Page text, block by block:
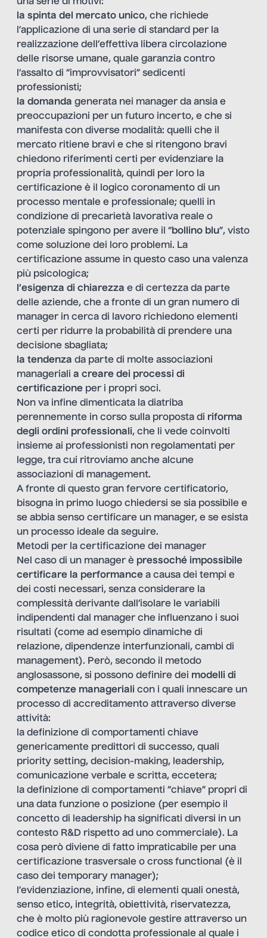
la spinta del mercato unico, che richiede
l’applicazione di una serie di standard per la
realizzazione dell’effettiva libera circolazione
delle risorse umane, quale garanzia contro
l’assalto di “improvvisatori” sedicenti
professionisti;
la domanda generata nei manager da ansia e
preoccupazioni per un futuro incerto, e che si
manifesta con diverse modalità: quelli che il
mercato ritiene bravi e che si ritengono bravi
chiedono riferimenti certi per evidenziare la
propria professionalità, quindi per loro la
certificazione è il logico coronamento di un
processo mentale e professionale; quelli in
condizione di precarietà lavorativa reale o
potenziale spingono per avere il “bollino blu”, visto
come soluzione dei loro problemi. La
certificazione assume in questo caso una valenza
più psicologica;
l’esigenza di chiarezza e di certezza da parte
delle aziende, che a fronte di un gran numero di
manager in cerca di lavoro richiedono elementi
certi per ridurre la probabilità di prendere una
decisione sbagliata;
la tendenza da parte di molte associazioni
manageriali a creare dei processi di
certificazione per i propri soci.
Non va infine dimenticata la diatriba
perennemente in corso sulla proposta di riforma
degli ordini professionali, che li vede coinvolti
insieme ai professionisti non regolamentati per
legge, tra cui ritroviamo anche alcune
associazioni di management.
A fronte di questo gran fervore certificatorio,
bisogna in primo luogo chiedersi se sia possibile e
se abbia senso certificare un manager, e se esista
un processo ideale da seguire.
Metodi per la certificazione dei manager
Nel caso di un manager è pressoché impossibile
certificare la performance a causa dei tempi e
dei costi necessari, senza considerare la
complessità derivante dall’isolare le variabili
indipendenti dal manager che influenzano i suoi
risultati (come ad esempio dinamiche di
relazione, dipendenze interfunzionali, cambi di
management). Però, secondo il metodo
anglosassone, si possono definire dei modelli di
competenze manageriali con i quali innescare un
processo di accreditamento attraverso diverse
attività:
la definizione di comportamenti chiave
genericamente predittori di successo, quali
priority setting, decision-making, leadership,
comunicazione verbale e scritta, eccetera;
la definizione di comportamenti “chiave” propri di
una data funzione o posizione (per esempio il
concetto di leadership ha significati diversi in un
contesto R&D rispetto ad uno commerciale). La
cosa però diviene di fatto impraticabile per una
certificazione trasversale o cross functional (è il
caso dei temporary manager);
l’evidenziazione, infine, di elementi quali onestà,
senso etico, integrità, obiettività, riservatezza,
che è molto più ragionevole gestire attraverso un
codice etico di condotta professionale al quale i